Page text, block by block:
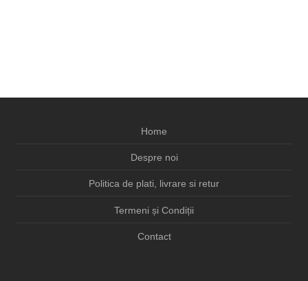
Home
Despre noi
Politica de plati, livrare si retur
Termeni și Condiții
Contact